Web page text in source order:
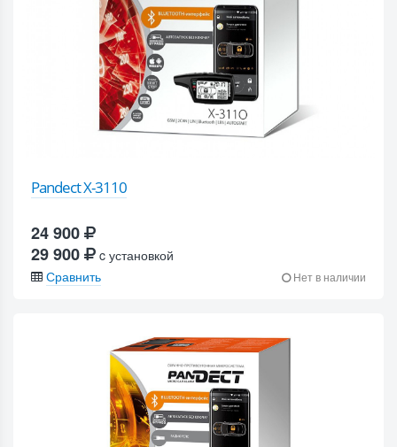
Pandect X-3110
24 900
29 900
c установкой
Сравнить
Нет в наличии